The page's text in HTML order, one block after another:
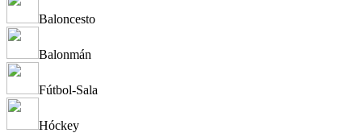
Baloncesto
Balonmán
Fútbol-Sala
Hóckey